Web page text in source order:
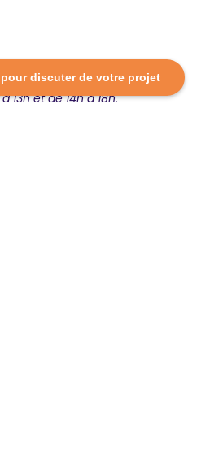
discuter de votre projet
13h et de 14h à 18h.